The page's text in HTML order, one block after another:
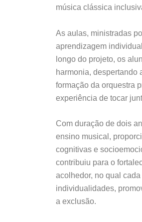
música clássica
As aulas, ministradas
aprendizagem
longo do projeto, os
harmonia, despertando
formação da orquestra
experiência de tocar
Com duração de dois
ensino musical,
cognitivas e
contribuiu para o
acolhedor, no qual
individualidades,
a exclusão.